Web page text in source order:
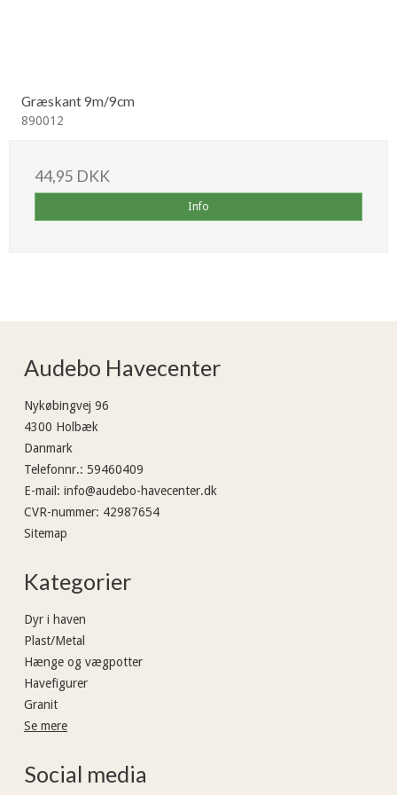
Græskant 9m/9cm
890012
44,95 DKK
Info
Audebo Havecenter
Nykøbingvej 96
4300 Holbæk
Danmark
Telefonnr.: 59460409
E-mail : info@audebo-havecenter.dk
CVR-nummer: 42987654
Sitemap
Kategorier
Dyr i haven
Plast/Metal
Hænge og vægpotter
Havefigurer
Granit
Se mere
Social media